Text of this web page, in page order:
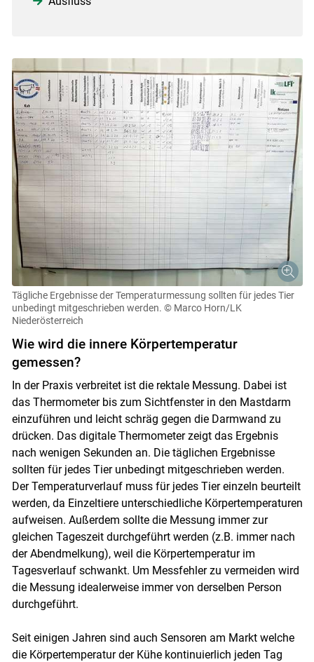
Tägliche Ergebnisse der Temperaturmessung sollten für jedes Tier
unbedingt mitgeschrieben werden. © Marco Horn/LK
Niederösterreich
Wie wird die innere Körpertemperatur
gemessen?
In der Praxis verbreitet ist die rektale Messung. Dabei ist
das Thermometer bis zum Sichtfenster in den Mastdarm
einzuführen und leicht schräg gegen die Darmwand zu
drücken. Das digitale Thermometer zeigt das Ergebnis
nach wenigen Sekunden an. Die täglichen Ergebnisse
sollten für jedes Tier unbedingt mitgeschrieben werden.
Der Temperaturverlauf muss für jedes Tier einzeln beurteilt
werden, da Einzeltiere unterschiedliche Körpertemperaturen
aufweisen. Außerdem sollte die Messung immer zur
gleichen Tageszeit durchgeführt werden (z.B. immer nach
der Abendmelkung), weil die Körpertemperatur im
Tagesverlauf schwankt. Um Messfehler zu vermeiden wird
die Messung idealerweise immer von derselben Person
durchgeführt.
Seit einigen Jahren sind auch Sensoren am Markt welche
die Körpertemperatur der Kühe kontinuierlich jeden Tag